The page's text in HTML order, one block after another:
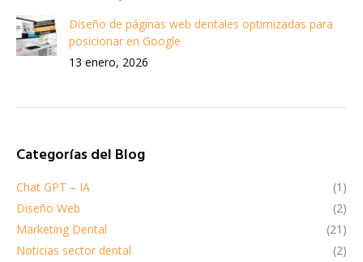
Diseño de páginas web dentales optimizadas para
posicionar en Google
13 enero, 2026
Categorías del Blog
Chat GPT – IA
(1)
Diseño Web
(2)
Marketing Dental
(21)
Noticias sector dental
(2)